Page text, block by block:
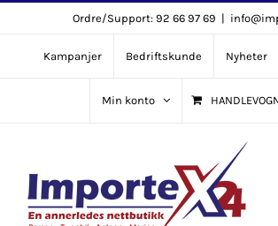
content
Ordre/Support: 92 66 97 69 |
Kampanjer Bedriftskunde Nyheter
Min konto